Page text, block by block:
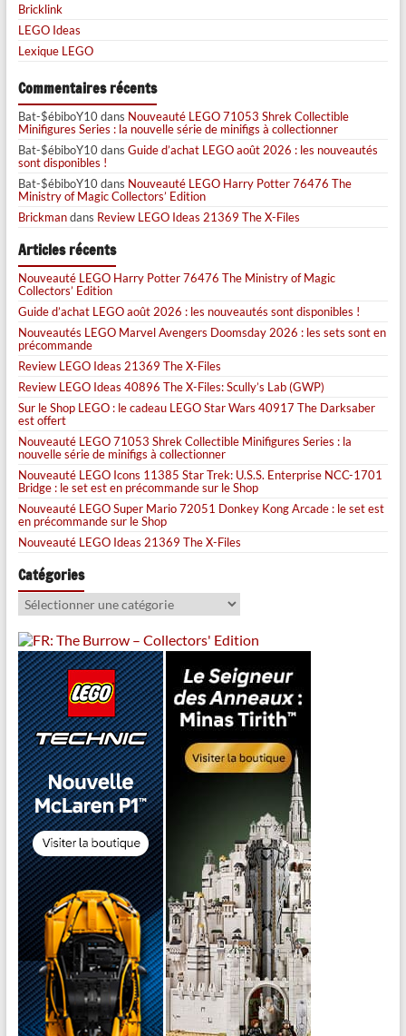
Bricklink
LEGO Ideas
Lexique LEGO
Commentaires récents
Bat-$ébiboY10dans Nouveauté LEGO 71053 Shrek Collectible
Minifigures Series : la nouvelle série de minifigs à collectionner
Bat-$ébiboY10dans Guide d’achat LEGO août 2026 : les nouveautés
sont disponibles !
Bat-$ébiboY10dans Nouveauté LEGO Harry Potter 76476 The
Ministry of Magic Collectors’ Edition
Brickmandans Review LEGO Ideas 21369 The X-Files
Articles récents
Nouveauté LEGO Harry Potter 76476 The Ministry of Magic
Collectors’ Edition
Guide d’achat LEGO août 2026 : les nouveautés sont disponibles !
Nouveautés LEGO Marvel Avengers Doomsday 2026 : les sets sont en
précommande
Review LEGO Ideas 21369 The X-Files
Review LEGO Ideas 40896 The X-Files: Scully’s Lab (GWP)
Sur le Shop LEGO : le cadeau LEGO Star Wars 40917 The Darksaber
est offert
Nouveauté LEGO 71053 Shrek Collectible Minifigures Series : la
nouvelle série de minifigs à collectionner
Nouveauté LEGO Icons 11385 Star Trek: U.S.S. Enterprise NCC-1701
Bridge : le set est en précommande sur le Shop
Nouveauté LEGO Super Mario 72051 Donkey Kong Arcade : le set est
en précommande sur le Shop
Nouveauté LEGO Ideas 21369 The X-Files
Catégories
Catégories